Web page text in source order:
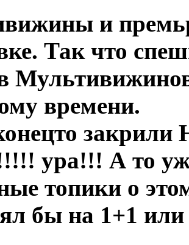
и
Так что
времени.
закрили
ура!!! А то
топики о
бы на 1+1